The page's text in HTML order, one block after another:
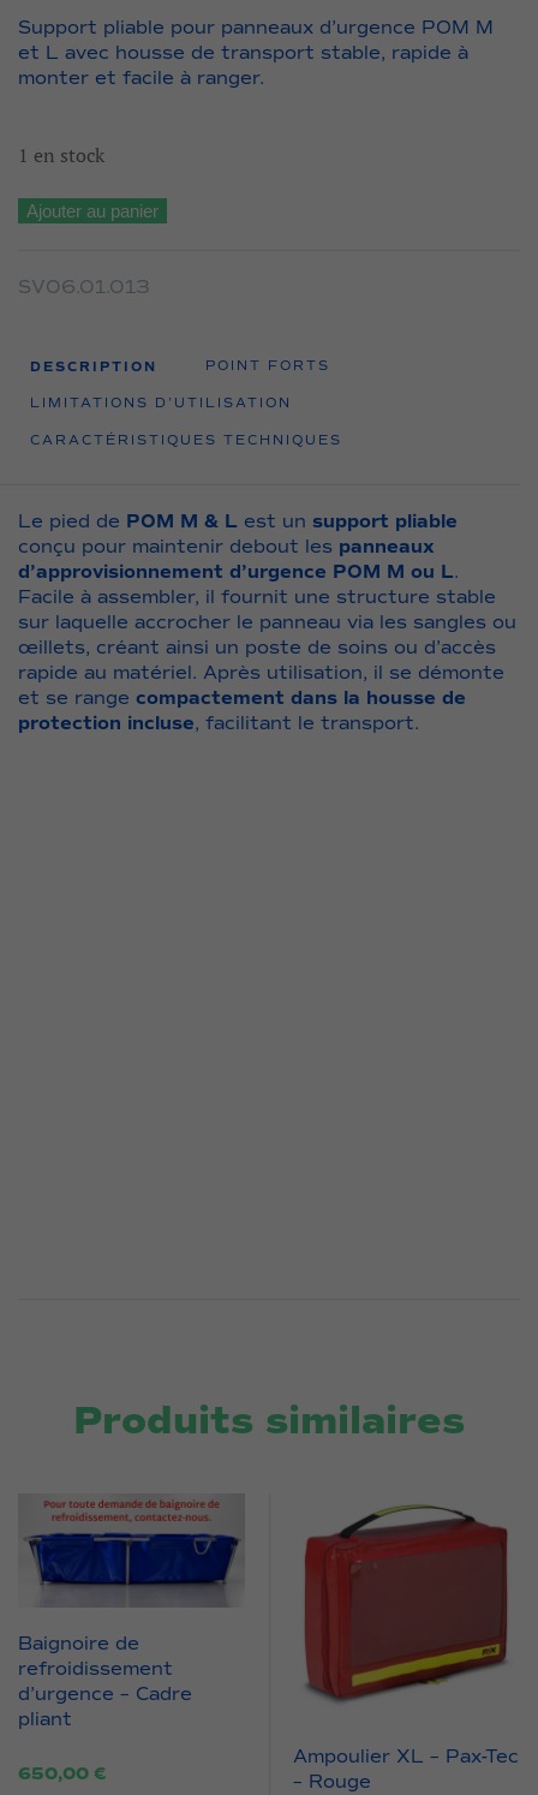
était :
190,00 €.
est :
136,00 €.
Support pliable pour panneaux d’urgence POM M
et L avec housse de transport stable, rapide à
monter et facile à ranger.
1 en stock
quantité
de
premiers
Kaki
Ajouter au panier
SV06.01.013
DESCRIPTION POINT FORTS
LIMITATIONS D’UTILISATION
CARACTÉRISTIQUES TECHNIQUES
Le pied de POM M & L est un support pliable
conçu pour maintenir debout les panneaux
d’approvisionnement d’urgence POM M ou L.
Facile à assembler, il fournit une structure stable
sur laquelle accrocher le panneau via les sangles ou
œillets, créant ainsi un poste de soins ou d’accès
rapide au matériel. Après utilisation, il se démonte
et se range compactement dans la housse de
protection incluse, facilitant le transport.
Produits similaires
Baignoire de
refroidissement
d’urgence – Cadre
pliant
650,00 €
Ampoulier XL – Pax-Tec
– Rouge